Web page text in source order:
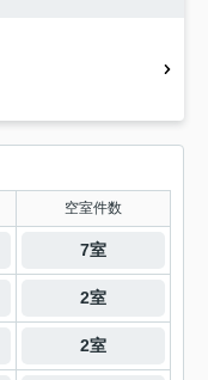
空室件数
7室
2室
2室